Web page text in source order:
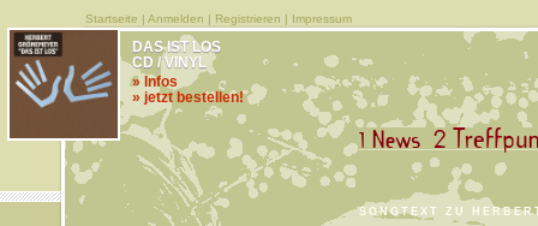
Startseite | Anmelden | Registrieren | Impressum
SONGTEXT ZU
DAS IST LOS
CD / VINYL
» Infos
» jetzt bestellen!